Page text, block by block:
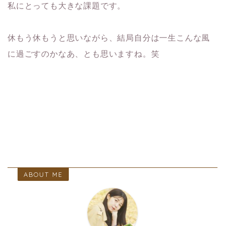
私にとっても大きな課題です。
休もう休もうと思いながら、結局自分は一生こんな風
に過ごすのかなあ、とも思いますね。笑
ABOUT ME